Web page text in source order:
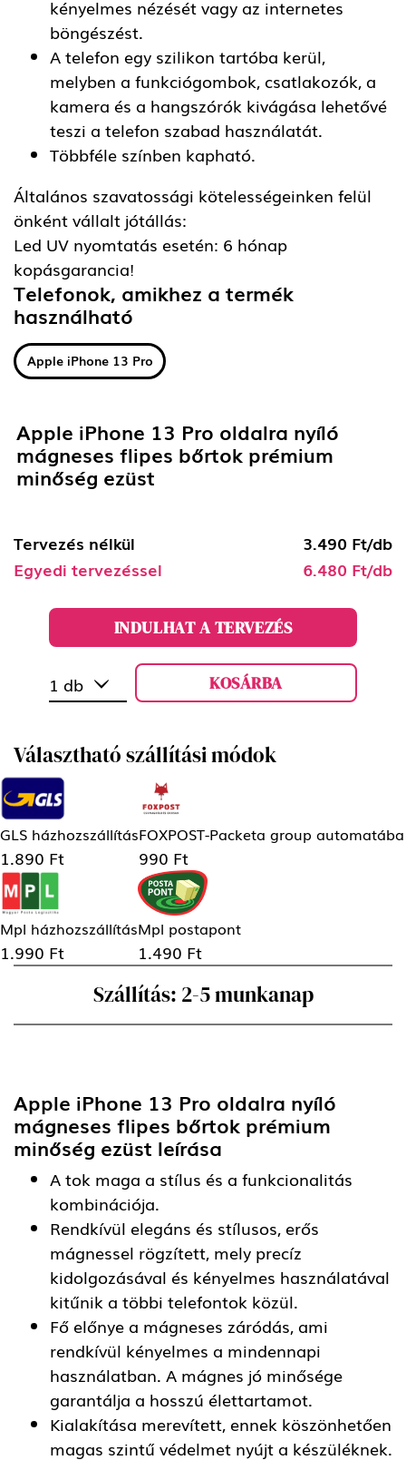
kényelmes nézését vagy az internetes
böngészést.
A telefon egy szilikon tartóba kerül,
melyben a funkciógombok, csatlakozók, a
kamera és a hangszórók kivágása lehetővé
teszi a telefon szabad használatát.
Többféle színben kapható.
Általános szavatossági kötelességeinken felül
önként vállalt jótállás:
Led UV nyomtatás esetén: 6 hónap
kopásgarancia!
Telefonok, amikhez a termék
használható
Apple iPhone 13 Pro
Apple iPhone 13 Pro oldalra nyíló
mágneses flipes bőrtok prémium
minőség ezüst
Tervezés nélkül
3.490 Ft/db
Egyedi tervezéssel
6.480 Ft/db
INDULHAT A TERVEZÉS
1 db KOSÁRBA
Választható szállítási módok
GLS házhozszállítás
1.890 Ft
FOXPOST-Packeta group automatába
990 Ft
Mpl házhozszállítás
1.990 Ft
Mpl postapont
1.490 Ft
Szállítás: 2-5 munkanap
Apple iPhone 13 Pro oldalra nyíló
mágneses flipes bőrtok prémium
minőség ezüst leírása
A tok maga a stílus és a funkcionalitás
kombinációja.
Rendkívül elegáns és stílusos, erős
mágnessel rögzített, mely precíz
kidolgozásával és kényelmes használatával
kitűnik a többi telefontok közül.
Fő előnye a mágneses záródás, ami
rendkívül kényelmes a mindennapi
használatban. A mágnes jó minősége
garantálja a hosszú élettartamot.
Kialakítása merevített, ennek köszönhetően
magas szintű védelmet nyújt a készüléknek.